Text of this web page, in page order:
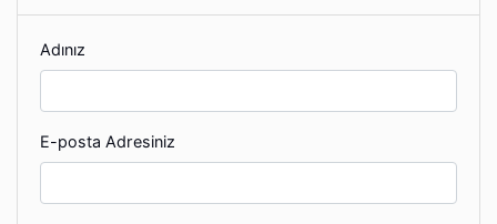
Adınız
E-posta Adresiniz